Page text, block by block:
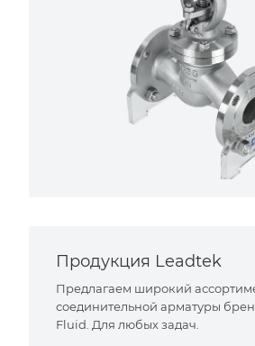
Продукция Leadtek
Предлагаем широкий
соединительной арматуры
Fluid. Для любых задач.